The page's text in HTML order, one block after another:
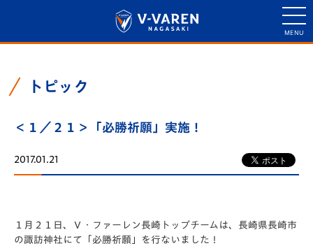
トピック
＜１／２１＞「必勝祈願」実施！
2017.01.21
１月２１日、Ｖ・ファーレン長崎トップチームは、長崎県長崎市
の諏訪神社にて「必勝祈願」を行ないました！